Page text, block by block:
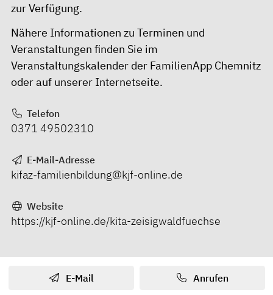
zur Verfügung.
Nähere Informationen zu Terminen und
Veranstaltungen finden Sie im
Veranstaltungskalender der FamilienApp Chemnitz
oder auf unserer Internetseite.
Telefon
0371 49502310
E-Mail-Adresse
kifaz-familienbildung@kjf-online.de
Website
https://kjf-online.de/kita-zeisigwaldfuechse
E-Mail Anrufen